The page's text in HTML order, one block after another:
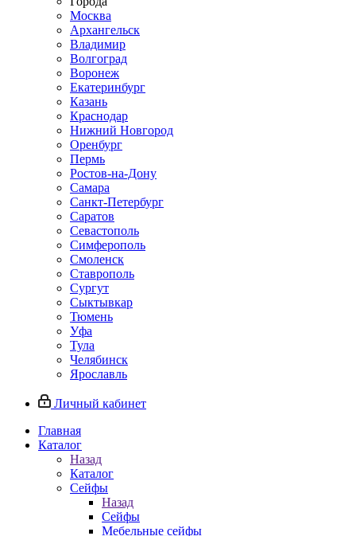
Москва
Архангельск
Владимир
Волгоград
Воронеж
Екатеринбург
Казань
Краснодар
Нижний Новгород
Оренбург
Пермь
Ростов-на-Дону
Самара
Санкт-Петербург
Саратов
Севастополь
Симферополь
Смоленск
Ставрополь
Сургут
Сыктывкар
Тюмень
Уфа
Тула
Челябинск
Ярославль
Личный кабинет
Главная
Каталог
Назад
Каталог
Сейфы
Назад
Сейфы
Мебельные сейфы